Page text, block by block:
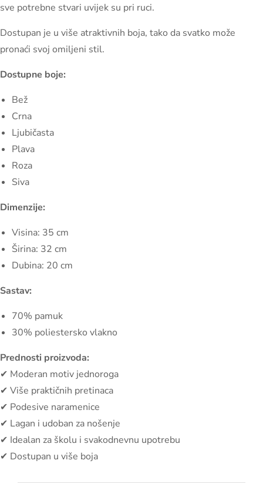
sve potrebne stvari uvijek su pri ruci.
Dostupan je u više atraktivnih boja, tako da svatko može
pronaći svoj omiljeni stil.
Dostupne boje:
Bež
Crna
Ljubičasta
Plava
Roza
Siva
Dimenzije:
Visina: 35 cm
Širina: 32 cm
Dubina: 20 cm
Sastav:
70% pamuk
30% poliestersko vlakno
Prednosti proizvoda:
✔ Moderan motiv jednoroga
✔ Više praktičnih pretinaca
✔ Podesive naramenice
✔ Lagan i udoban za nošenje
✔ Idealan za školu i svakodnevnu upotrebu
✔ Dostupan u više boja